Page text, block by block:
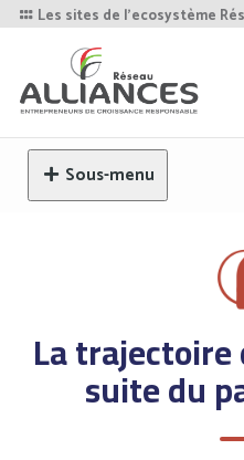
Les sites de l'ecosystème
Sous-menu
La trajectoire
suite du